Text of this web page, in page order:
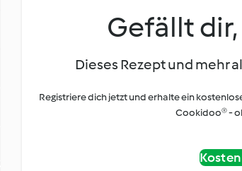
Gefällt
Dieses Rezept und mehr
Registriere dich jetzt und erhalte ein
Cookidoo® -